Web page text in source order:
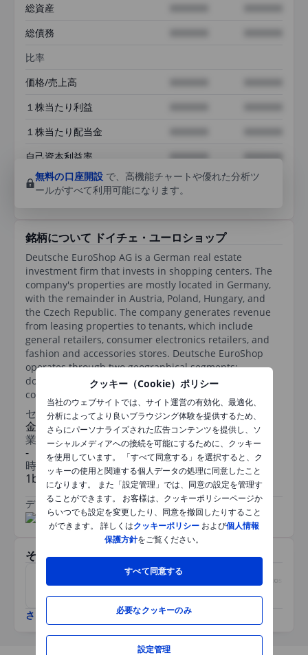
クッキー（Cookie）ポリシー
当社のウェブサイトでは、サイト運営の有効化、最適化、
分析によってより良いブラウジング体験を提供するため、
さらにパーソナライズされた広告コンテンツを提供し、ソ
ーシャルメディアへの接続を可能にするために、クッキー
を使用しています。 「すべて同意する」を選択すると、ク
ッキーの使用と関連する個人データの処理に同意したこと
になります。 また「設定管理」では、同意の設定を管理す
ることができます。 お客様は、クッキーポリシーページか
らいつでも設定を変更したり、同意を撤回したりすること
ができます。 詳しくはクッキーポリシー および個人情報
保護方針をご覧ください。
すべて同意する
必要なクッキーのみ
設定管理
総資産
総債務
比率
価格/売上高
１株当たり利益
１株当たり配当金
自己資本利益率
XXXXXXX
XXXXXXX
無料の口座開設 で、高機能チャートや優れた分析ツ
ールがすべて利用可能になります。
銘柄について ドイチェ・ユーロショップ
Deutsche EuroShop AG is a German real estate
investment firm that invests in shopping centers. The
company's properties are mostly located in Germany,
with the remainder in Austria, Poland, Hungary, and
the Czech Republic. The company generates revenue
from leasing properties to tenants, which include
general retailers, consumer electronics retailers, and
fashion and accessories stores. Deutsche EuroShop
operates through two geographical segments:
domestic, which contributes the majority of
consolidated revenue, and abroad.
セクター
金融
業種
-
時価総額
1bn
データ提供元
その他関連銘柄
Enagas SA
Ramada Investimentos e
さらに表示